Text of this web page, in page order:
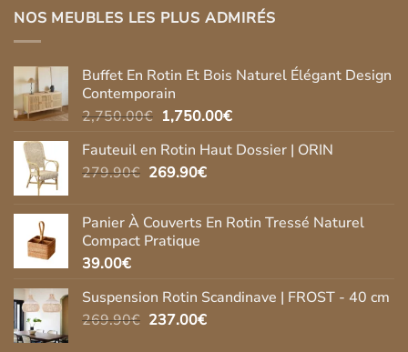
NOS MEUBLES LES PLUS ADMIRÉS
Buffet En Rotin Et Bois Naturel Élégant Design
Contemporain
2,750.00€ Le
initial
était :
1,750.00€Le
actuel
Fauteuil en Rotin Haut Dossier | ORIN
279.90€ Le
était :
279.90€.
269.90€Le
est :
Panier À Couverts En Rotin Tressé Naturel
Compact Pratique
39.00€
Suspension Rotin Scandinave | FROST - 40 cm
269.90€ Le
237.00€Le